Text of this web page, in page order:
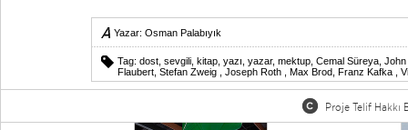
Yazar: Osman Palabıyık
Tag: dost sevgili kitap yazı yazar, mektup Cemal Süreya John
Flaubert Stefan Zweig Joseph Roth Max Brod Franz Kafka
Proje Telif Hakkı